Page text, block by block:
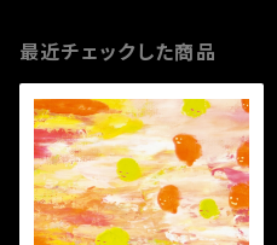
最近チェックした商品